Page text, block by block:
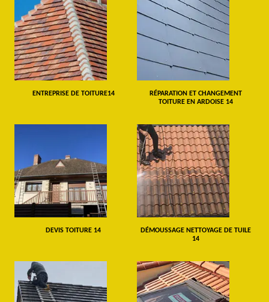
ENTREPRISE DE TOITURE14
RÉPARATION ET CHANGEMENT
TOITURE EN ARDOISE 14
DEVIS TOITURE 14
DÉMOUSSAGE NETTOYAGE DE TUILE
14